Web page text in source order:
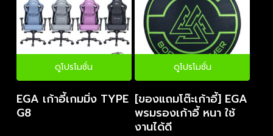
ดูโปรโมชั่น
EGA เก้าอี้เกมมิ่ง TYPE
G8
ดูโปรโมชั่น
[ของแถมโต๊ะเก้าอี้] EGA
พรมรองเก้าอี้ หนา ใช้
งานได้ดี